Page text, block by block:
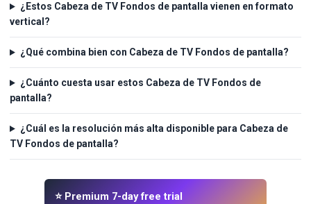
¿Estos Cabeza de TV Fondos de pantalla vienen en formato
vertical?
¿Qué combina bien con Cabeza de TV Fondos de pantalla?
¿Cuánto cuesta usar estos Cabeza de TV Fondos de
pantalla?
¿Cuál es la resolución más alta disponible para Cabeza de
TV Fondos de pantalla?
⭐ Premium 7-day free trial